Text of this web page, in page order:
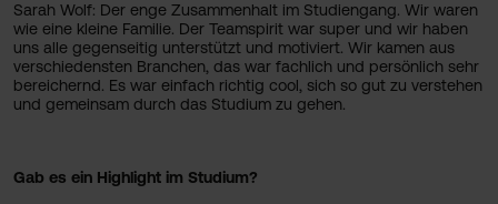
Sarah Wolf: Der enge Zusammenhalt im Studiengang. Wir waren
wie eine kleine Familie. Der Teamspirit war super und wir haben
uns alle gegenseitig unterstützt und motiviert. Wir kamen aus
verschiedensten Branchen, das war fachlich und persönlich sehr
bereichernd. Es war einfach richtig cool, sich so gut zu verstehen
und gemeinsam durch das Studium zu gehen.
Gab es ein Highlight im Studium?